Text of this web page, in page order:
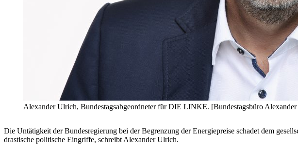
Alexander Ulrich, Bundestagsabgeordneter für DIE LINKE. [Bundestagsbüro
Die Untätigkeit der Bundesregierung bei der Begrenzung der Energiepreise schadet dem
drastische politische Eingriffe, schreibt Alexander Ulrich.